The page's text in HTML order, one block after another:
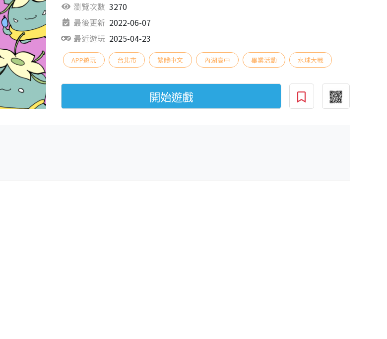
瀏覽次數 3270
最後更新 2022-06-07
最近遊玩 2025-04-23
APP遊玩 台北市 繁體中文 內湖高中 畢業活動 水球大戰
開始遊戲